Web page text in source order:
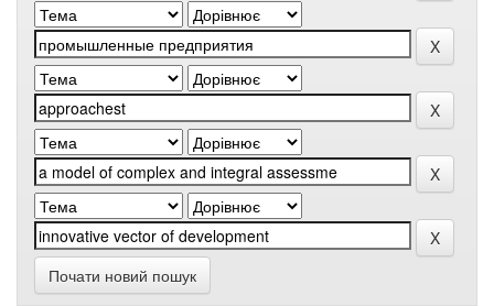
Почати новий пошук